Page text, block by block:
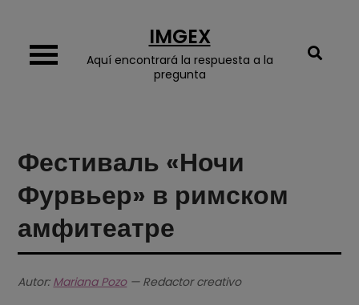
content
IMGEX
Aquí encontrará la respuesta a la
pregunta
Фестиваль «Ночи
Фурвьер» в римском
амфитеатре
Autor: Mariana Pozo— Redactor creativo